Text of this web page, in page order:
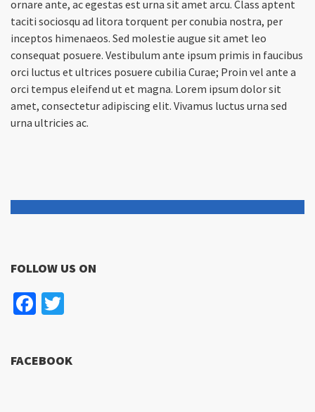
ornare ante, ac egestas est urna sit amet arcu. Class aptent
taciti sociosqu ad litora torquent per conubia nostra, per
inceptos himenaeos. Sed molestie augue sit amet leo
consequat posuere. Vestibulum ante ipsum primis in faucibus
orci luctus et ultrices posuere cubilia Curae; Proin vel ante a
orci tempus eleifend ut et magna. Lorem ipsum dolor sit
amet, consectetur adipiscing elit. Vivamus luctus urna sed
urna ultricies ac.
FOLLOW US ON
Facebook
FACEBOOK